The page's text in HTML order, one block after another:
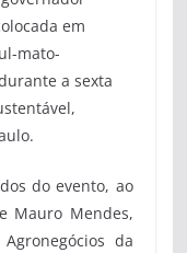
em
mato-
a sexta
do evento, ao
Mauro Mendes,
da